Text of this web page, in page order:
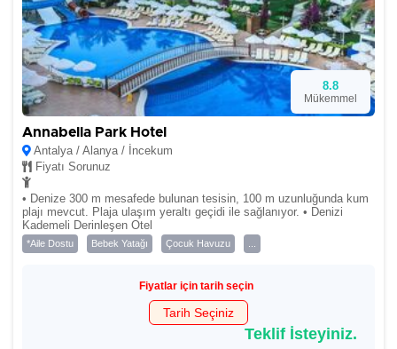
8.8
Mükemmel
Annabella Park Hotel
Antalya / Alanya / İncekum
Fiyatı Sorunuz
• Denize 300 m mesafede bulunan tesisin, 100 m uzunluğunda kum
plajı mevcut. Plaja ulaşım yeraltı geçidi ile sağlanıyor. • Denizi
Kademeli Derinleşen Otel
*Aile Dostu Bebek Yatağı Çocuk Havuzu
Fiyatlar için tarih seçin
Tarih Seçiniz
Teklif İsteyiniz.